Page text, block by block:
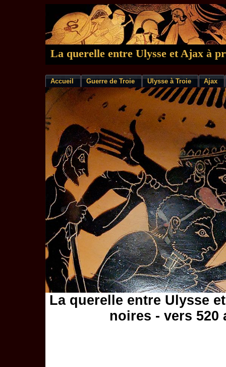
La querelle entre Ulysse et Ajax à
Accueil Guerre de Troie Ulysse à Troie Ajax
La querelle entre Ulysse
noires - vers 520